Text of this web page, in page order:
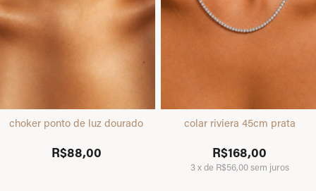
choker ponto de luz dourado
R$88,00
colar riviera 45cm prata
R$168,00
3xde R$56,00sem juros